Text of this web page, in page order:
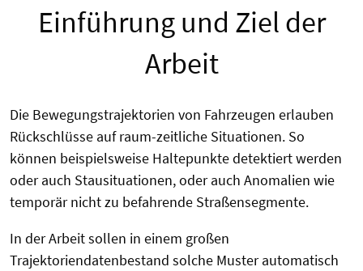
Einführung und Ziel der
Arbeit
Die Bewegungstrajektorien von Fahrzeugen erlauben
Rückschlüsse auf raum-zeitliche Situationen. So
können beispielsweise Haltepunkte detektiert werden
oder auch Stausituationen, oder auch Anomalien wie
temporär nicht zu befahrende Straßensegmente.
In der Arbeit sollen in einem großen
Trajektoriendatenbestand solche Muster automatisch